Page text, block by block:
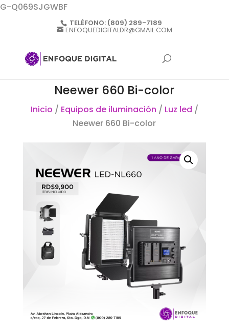
G-Q069SJGWBF
TELÉFONO: (809) 289-7189
ENFOQUEDIGITALDR@GMAIL.COM
Neewer 660 Bi-color
Inicio / Equipos de iluminación / Luz led /
Neewer 660 Bi-color